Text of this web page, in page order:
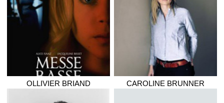
OLLIVIER BRIAND CAROLINE BRUNNER